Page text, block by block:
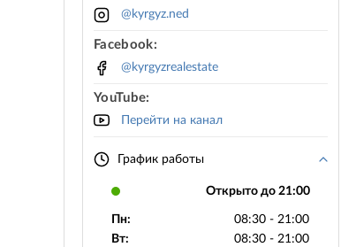
@kyrgyz.ned
Facebook:
@kyrgyzrealestate
YouTube:
Перейти на канал
График работы
Открыто до 21:00
Пн:
08:30 - 21:00
Вт:
08:30 - 21:00